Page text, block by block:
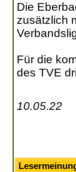
Die
zusätzlich
Für die
des TVE
10.05.22